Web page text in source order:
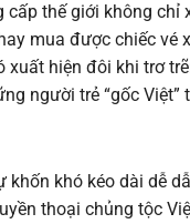
cấp thế giới không chỉ
mua được chiếc vé
xuất hiện đôi khi trơ
người trẻ “gốc Việt”
khốn khó kéo dài dễ
thoại chủng tộc